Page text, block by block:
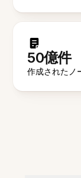
50億件
作成されたノ